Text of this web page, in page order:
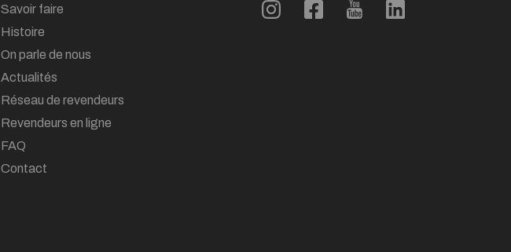
Savoir faire
Histoire
On parle de nous
Actualités
Réseau de revendeurs
Revendeurs en ligne
FAQ
Contact